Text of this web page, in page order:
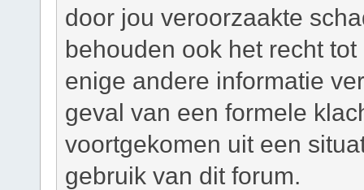
door jou veroorzaakte
behouden ook het recht
enige andere informatie
geval van een formele
voortgekomen uit een
gebruik van dit forum.